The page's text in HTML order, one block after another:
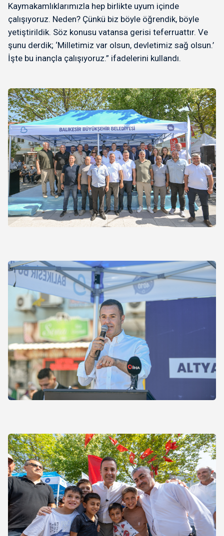
Kaymakamlıklarımızla hep birlikte uyum içinde
çalışıyoruz. Neden? Çünkü biz böyle öğrendik, böyle
yetiştirildik. Söz konusu vatansa gerisi teferruattır. Ve
şunu derdik; ‘Milletimiz var olsun, devletimiz sağ olsun.’
İşte bu inançla çalışıyoruz.” ifadelerini kullandı.